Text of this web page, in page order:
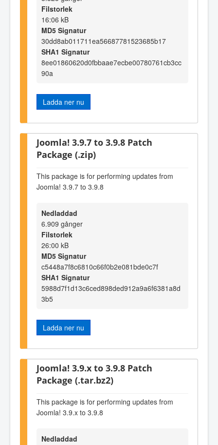
Filstorlek
16:06 kB
MD5 Signatur
30dd8ab011711ea56687781523685b17
SHA1 Signatur
8ee01860620d0fbbaae7ecbe00780761cb3cc
90a
Ladda ner nu
Joomla! 3.9.7 to 3.9.8 Patch
Package (.zip)
This package is for performing updates from
Joomla! 3.9.7 to 3.9.8
Nedladdad
6.909 gånger
Filstorlek
26:00 kB
MD5 Signatur
c5448a7f8c6810c66f0b2e081bde0c7f
SHA1 Signatur
5988d7f1d13c6ced898ded912a9a6f6381a8d
3b5
Ladda ner nu
Joomla! 3.9.x to 3.9.8 Patch
Package (.tar.bz2)
This package is for performing updates from
Joomla! 3.9.x to 3.9.8
Nedladdad